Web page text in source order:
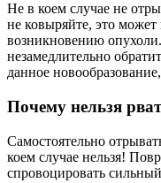
Не в коем случае не
не ковыряйте, это
возникновению
незамедлительно
данное
Почему нельзя
Самостоятельно
коем случае нельзя!
спровоцировать